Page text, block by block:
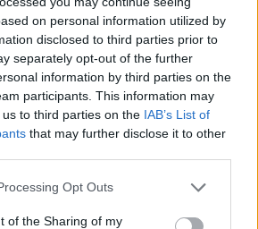
on personal information utilized by
disclosed to third parties prior to
separately opt-out of the further
information by third parties on the
participants. This information may
to third parties on the IAB’s List of
that may further disclose it to other
Opt Outs
of the Sharing of my